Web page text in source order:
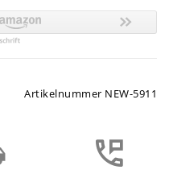
Artikelnummer NEW-5911